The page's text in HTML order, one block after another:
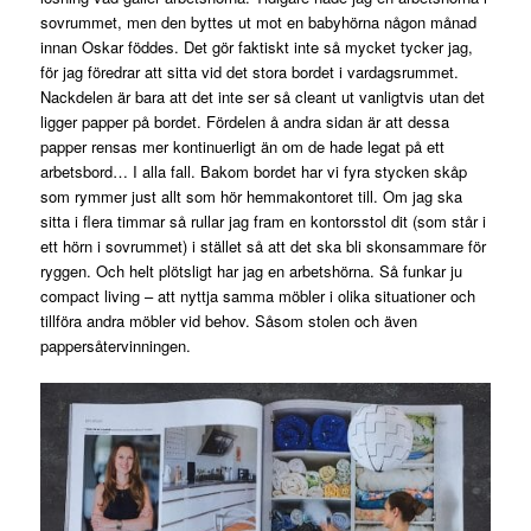
sovrummet, men den byttes ut mot en babyhörna någon månad
innan Oskar föddes. Det gör faktiskt inte så mycket tycker jag,
för jag föredrar att sitta vid det stora bordet i vardagsrummet.
Nackdelen är bara att det inte ser så cleant ut vanligtvis utan det
ligger papper på bordet. Fördelen å andra sidan är att dessa
papper rensas mer kontinuerligt än om de hade legat på ett
arbetsbord… I alla fall. Bakom bordet har vi fyra stycken skåp
som rymmer just allt som hör hemmakontoret till. Om jag ska
sitta i flera timmar så rullar jag fram en kontorsstol dit (som står i
ett hörn i sovrummet) i stället så att det ska bli skonsammare för
ryggen. Och helt plötsligt har jag en arbetshörna. Så funkar ju
compact living – att nyttja samma möbler i olika situationer och
tillföra andra möbler vid behov. Såsom stolen och även
pappersåtervinningen.